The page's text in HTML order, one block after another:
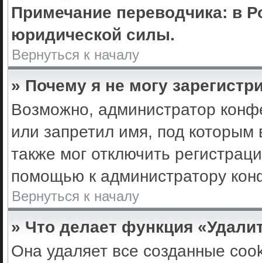
Примечание переводчика: в
юридической силы.
Вернуться к началу
» Почему я не могу
Возможно, администратор
или запретил имя, под которым
также мог отключить
помощью к администратору
Вернуться к началу
» Что делает функция
Она удаляет все созданные